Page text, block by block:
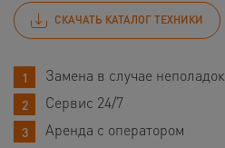
СКАЧАТЬ КАТАЛОГ ТЕХНИКИ
Замена в случае неполадок
Сервис 24/7
Аренда с оператором